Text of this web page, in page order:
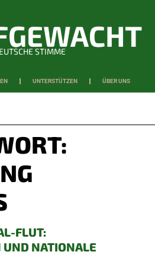
STIMME
UNTERSTÜTZEN ÜBER UNS
FLUT:
UND NATIONALE